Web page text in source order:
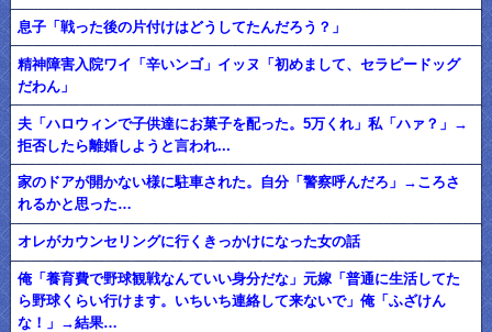
息子「戦った後の片付けはどうしてたんだろう？」
精神障害入院ワイ「辛いンゴ」イッヌ「初めまして、セラピードッグ
だわん」
夫「ハロウィンで子供達にお菓子を配った。5万くれ」私「ハァ？」→
拒否したら離婚しようと言われ...
家のドアが開かない様に駐車された。自分「警察呼んだろ」→ころさ
れるかと思った…
オレがカウンセリングに行くきっかけになった女の話
俺「養育費で野球観戦なんていい身分だな」元嫁「普通に生活してた
ら野球くらい行けます。いちいち連絡して来ないで」俺「ふざけん
な！」→結果…